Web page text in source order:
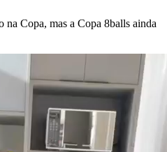
na Copa, mas a Copa 8balls ainda